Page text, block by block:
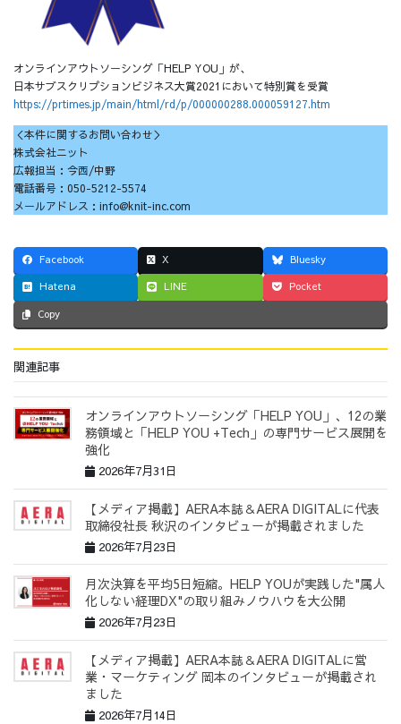
オンラインアウトソーシング「HELP YOU」が、
日本サブスクリプションビジネス大賞2021において特別賞を受賞
https://prtimes.jp/main/html/rd/p/000000288.000059127.htm
＜本件に関するお問い合わせ＞
株式会社ニット
広報担当：今西/中野
電話番号：050-5212-5574
メールアドレス：info@knit-inc.com
Facebook X
Bluesky
Hatena
LINE Pocket
Copy
関連記事
オンラインアウトソーシング「HELP YOU」、12の業
務領域と「HELP YOU +Tech」の専門サービス展開を
強化
2026年7月31日
【メディア掲載】AERA本誌＆AERA DIGITALに代表
取締役社長 秋沢のインタビューが掲載されました
2026年7月23日
月次決算を平均5日短縮。HELP YOUが実践した"属人
化しない経理DX"の取り組みノウハウを大公開
2026年7月23日
【メディア掲載】AERA本誌＆AERA DIGITALに営
業・マーケティング 岡本のインタビューが掲載され
ました
2026年7月14日